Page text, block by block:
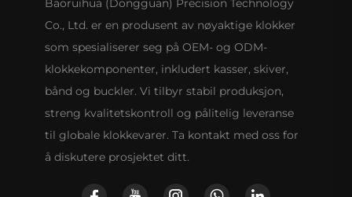
Baoruihua (Dongguan) Precision Technology
Co., Ltd. er en produsent av nøyaktige klokker
som spesialiserer seg på OEM- og ODM-
klokkekomponenter, inkludert kasser, skiver,
bånd og buckler. Vi tilbyr stabil produksjon,
streng kvalitetskontroll og pålitelig leveranse
til globale klokkevarer. Ta kontakt med oss for
å diskutere prosjektet ditt.